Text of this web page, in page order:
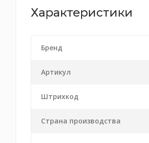
Характеристики
Бренд
Артикул
Штрихкод
Страна производства